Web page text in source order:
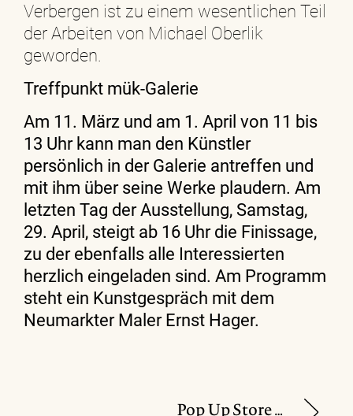
Verbergen ist zu einem wesentlichen Teil
der Arbeiten von Michael Oberlik
geworden.
Treffpunkt mük-Galerie
Am 11. März und am 1. April von 11 bis
13 Uhr kann man den Künstler
persönlich in der Galerie antreffen und
mit ihm über seine Werke plaudern. Am
letzten Tag der Ausstellung, Samstag,
29. April, steigt ab 16 Uhr die Finissage,
zu der ebenfalls alle Interessierten
herzlich eingeladen sind. Am Programm
steht ein Kunstgespräch mit dem
Neumarkter Maler Ernst Hager.